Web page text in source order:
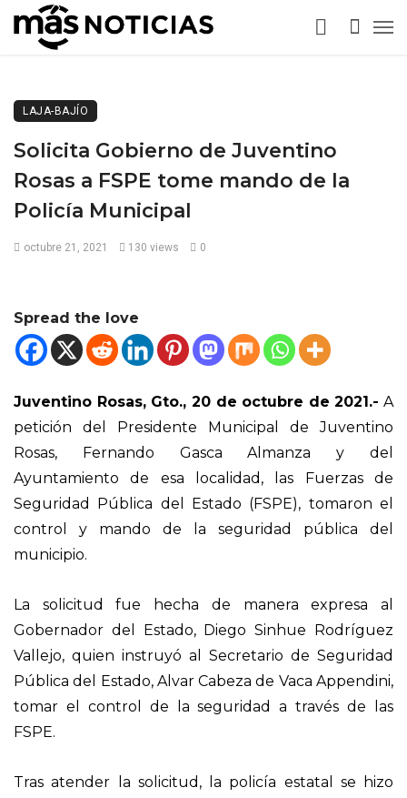
LAJA-BAJÍO
Solicita Gobierno de Juventino
Rosas a FSPE tome mando de la
Policía Municipal
octubre 21, 2021 130 views 0
Spread the love
Juventino Rosas, Gto., 20 de octubre de 2021.- A
petición del Presidente Municipal de Juventino
Rosas, Fernando Gasca Almanza y del
Ayuntamiento de esa localidad, las Fuerzas de
Seguridad Pública del Estado (FSPE), tomaron el
control y mando de la seguridad pública del
municipio.
La solicitud fue hecha de manera expresa al
Gobernador del Estado, Diego Sinhue Rodríguez
Vallejo, quien instruyó al Secretario de Seguridad
Pública del Estado, Alvar Cabeza de Vaca Appendini,
tomar el control de la seguridad a través de las
FSPE.
Tras atender la solicitud, la policía estatal se hizo